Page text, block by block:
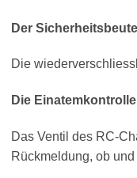
Der Sicherheitsbeutel
Die
Die Einatemkontrolle
Das Ventil des RC-
Rückmeldung, ob